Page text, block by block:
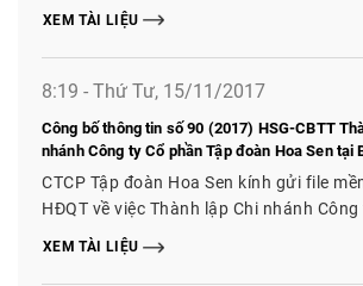
đoàn Hoa Sen tại Cao Phong – Hòa Bình,
Quảng Ninh
XEM TÀI LIỆU
8:19 - Thứ Tư, 15/11/2017
Công bố thông tin số 90 (2017) HSG-CBTT
nhánh Công ty Cổ phần Tập đoàn Hoa Sen tại
Tây Ninh
CTCP Tập đoàn Hoa Sen kính gửi file
HĐQT về việc Thành lập Chi nhánh
đoàn Hoa Sen tại Bình Minh – Tây Ninh
XEM TÀI LIỆU